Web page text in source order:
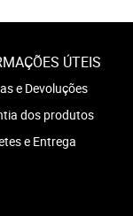
ÚTEIS
e Devoluções
dos produtos
e Entrega